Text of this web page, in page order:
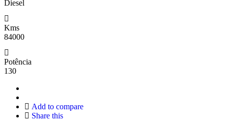
Diesel
Kms
84000
Potência
130
Add to compare
Share this